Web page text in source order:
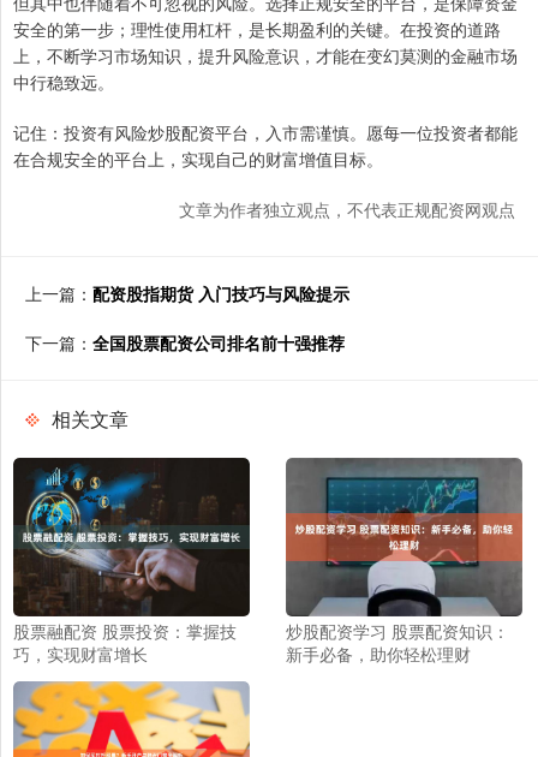
安全的第一步；理性使用杠杆，是长期盈利的关键。在投资的道路
上，不断学习市场知识，提升风险意识，才能在变幻莫测的金融市场
中行稳致远。
记住：投资有风险炒股配资平台，入市需谨慎。愿每一位投资者都能
在合规安全的平台上，实现自己的财富增值目标。
文章为作者独立观点，不代表正规配资网观点
上一篇： 配资股指期货 入门技巧与风险提示
下一篇： 全国股票配资公司排名前十强推荐
相关文章
股票融配资 股票投资：掌握技
巧，实现财富增长
炒股配资学习 股票配资知识：
新手必备，助你轻松理财